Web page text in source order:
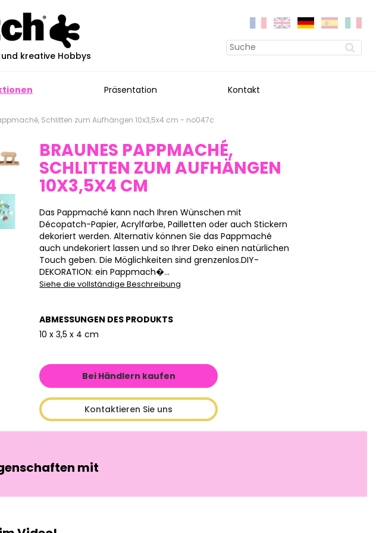
kreative Hobbys
Präsentation Kontakt
Schlitten zum Aufhängen 10x3,5x4 cm - no047c
BRAUNES PAPPMACHÉ,
SCHLITTEN ZUM AUFHÄNGEN
10X3,5X4 CM
Das Pappmaché kann nach Ihren Wünschen mit
Décopatch-Papier, Acrylfarbe, Pailletten oder auch Stickern
dekoriert werden. Alternativ können Sie das Pappmaché
auch undekoriert lassen und so Ihrer Deko einen natürlichen
Touch geben. Die Möglichkeiten sind grenzenlos.DIY-
DEKORATION: ein Pappmach�...
Siehe die vollständige Beschreibung
ABMESSUNGEN DES PRODUKTS
10 x 3,5 x 4 cm
Bei Händlern kaufen
Kontaktieren Sie uns
mit